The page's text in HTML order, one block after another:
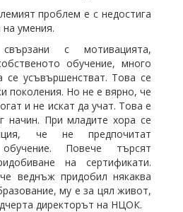
проблем е с недостига
на умения.
с мотивацията,
обучение, много
се усъвършенстват. Това се
поколения. Но не е вярно, че
и не искат да учат. Това е
начин. При младите хора се
че не предпочитат
Повече търсят
на сертификати.
веднъж придобил някаква
му е за цял живот,
директорът на НЦОК.